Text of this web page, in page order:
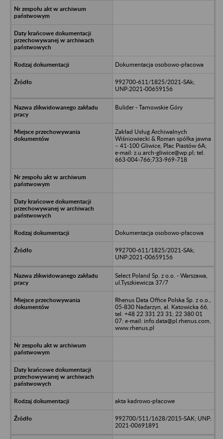
Dokumentacja osobowo-płacowa
992700-611/1825/2021-SAk;
UNP:2021-00659156
Bulider - Tarnowskie Góry
Zakład Usług Archiwalnych
Wiśniowiecki & Roman spółka jawna
– 41-100 Gliwice, Plac Piastów 6A;
e-mail: z.u.arch-gliwice@wp.pl; tel.
663-004-766;733-969-718
Dokumentacja osobowo-płacowa
992700-611/1825/2021-SAk;
UNP:2021-00659156
Select Poland Sp. z o.o. - Warszawa,
ul.Tyszkiewicza 37/7
Rhenus Data Office Polska Sp. z o.o.,
05-830 Nadarzyn, al. Katowicka 66,
tel. +48 22 331 23 31; 22 380 01
07; e-mail: info.data@pl.rhenus.com,
www.rhenus.pl
akta kadrowo-płacowe
992700/511/1628/2015-SAK; UNP:
2021-00691891